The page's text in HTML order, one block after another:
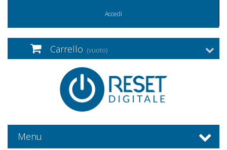
Accedi
Carrello (vuoto)
Menu